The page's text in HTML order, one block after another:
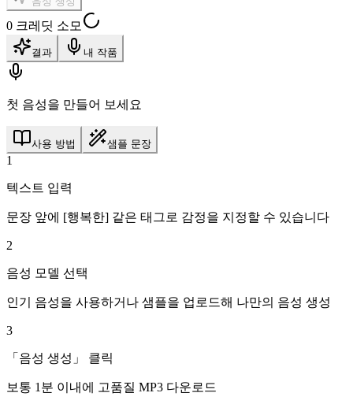
0 크레딧 소모
결과 내 작품
첫 음성을 만들어 보세요
사용 방법 샘플 문장
1
텍스트 입력
문장 앞에 [행복한] 같은 태그로 감정을 지정할 수 있습니다
2
음성 모델 선택
인기 음성을 사용하거나 샘플을 업로드해 나만의 음성 생성
3
「음성 생성」 클릭
보통 1분 이내에 고품질 MP3 다운로드